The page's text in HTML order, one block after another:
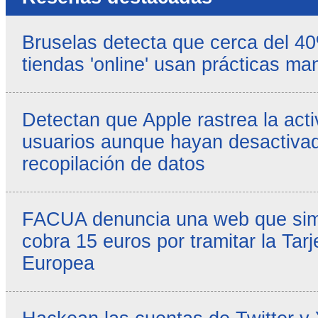
Bruselas detecta que cerca del
tiendas 'online' usan prácticas
Detectan que Apple rastrea la
usuarios aunque hayan
recopilación de datos
FACUA denuncia una web que
cobra 15 euros por tramitar la
Europea